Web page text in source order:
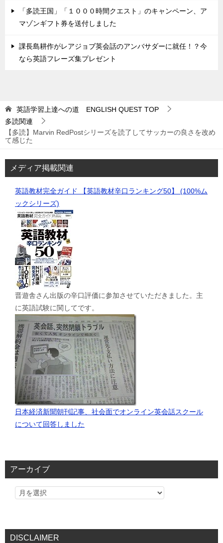
「多読王国」「１０００時間クエスト」のキャンペーン、ア
マゾンギフト券を送付しました
課長島耕作がレアジョブ英会話のアンバサダーに就任！？今
なら英語フレーズ集プレゼント
英語学習上達への道 ENGLISH QUEST TOP
多読関連
【多読】Marvin RedPostシリーズを読了してサッカーの良さを改め
て感じた
メディア掲載関連
英語教材完全ガイド 【英語教材辛口ランキング50】 (100%ム
ックシリーズ)
晋遊舎さん出版の辛口評価に参加させていただきました。主
に英語試験に関してです。
日本経済新聞朝刊記事、社会面でオンライン英会話スクール
について回答しました
アーカイブ
DISCLAIMER